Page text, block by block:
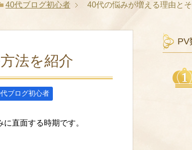
40代ブログ初心者 40代の悩みが増える理由と
法を紹介
ブログ初心者
直面する時期です。
PV